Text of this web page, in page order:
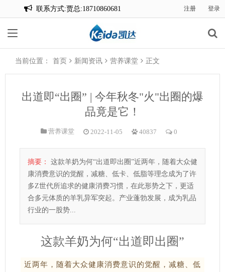
联系方式:贾总:18710860681
联系方式:贾总:18710860681
注册 登录
当前位置： 首页 新闻资讯 营养课堂 正文
出道即“出圈” | 今年秋冬"火"出圈的爆
品竟是它！
营养课堂 2022-11-05 40837 0
摘要：
这款羊奶为何“出道即出圈”近两年，随着大众健
康消费意识的觉醒，减糖、低卡、低脂等理念成为了许
多Z世代所追求的健康消费习惯，在此形势之下，更适
合多元体质的羊乳异军突起。产业蓬勃发展，成为乳品
行业的一股势...
这款羊奶为何“出道即出圈”
近两年，随着大众健康消费意识的觉醒，减糖、低